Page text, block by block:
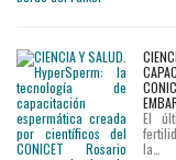
El
la…